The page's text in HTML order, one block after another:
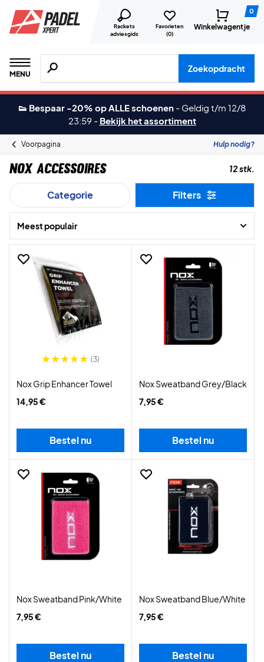
Rackets
adviesgids
Favorieten
(0)
0
Winkelwagentje
MENU
Zoeken naar producten, merken etc.
Zoekopdracht
👟 Bespaar -20% op ALLE schoenen - Geldig t/m 12/8
23:59 - Bekijk het assortiment
Voorpagina Hulp nodig?
Nox Accessoires 12 stk.
Categorie Filters
Meest populair
(3)
Nox Grip Enhancer Towel
14,95 €
Bestel nu
Nox Sweatband Grey/Black
7,95 €
Bestel nu
Nox Sweatband Pink/White
7,95 €
Bestel nu
Nox Sweatband Blue/White
7,95 €
Bestel nu